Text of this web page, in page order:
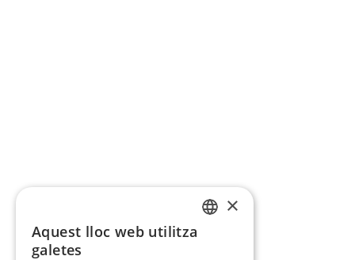
×
Aquest lloc web utilitza
galetes